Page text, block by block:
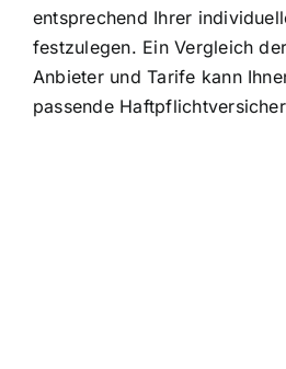
entsprechend Ihrer
festzulegen. Ein Vergleich
Anbieter und Tarife kann
passende